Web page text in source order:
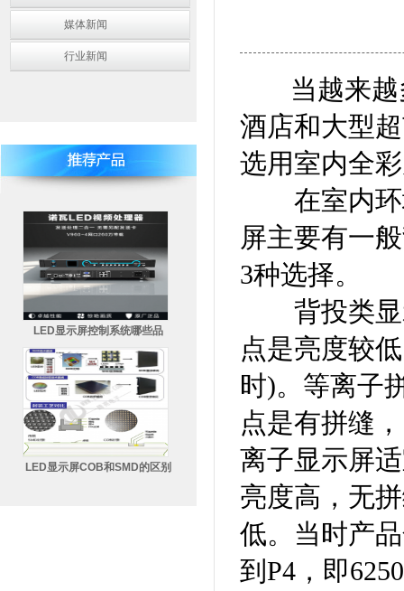
媒体新闻
行业新闻
LED显示屏控制系统哪些品
LED显示屏COB和SMD的区别
当越来越
酒店和大型
选用室内全
在室内环
屏主要有一
3种选择。
背投类显
点是亮度较
时)。等离子
点是有拼缝
离子显示屏
亮度高，无
低。当时产
到P4，即